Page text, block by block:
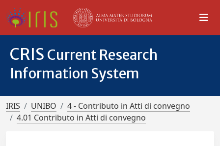
CRIS Current Research
Information System
IRIS UNIBO
4 - Contributo in Atti di convegno
4.01 Contributo in Atti di convegno